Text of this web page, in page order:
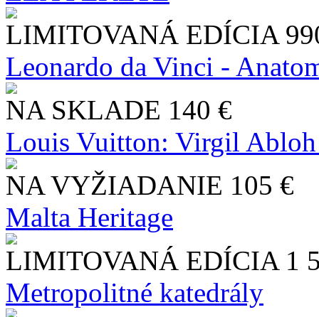
LIMITOVANÁ EDÍCIA
Leonardo da Vinci -
NA SKLADE 140 €
Louis Vuitton: Virgil
NA VYŽIADANIE 105 €
Malta Heritage
LIMITOVANÁ EDÍCIA 1
Metropolitné katedrály